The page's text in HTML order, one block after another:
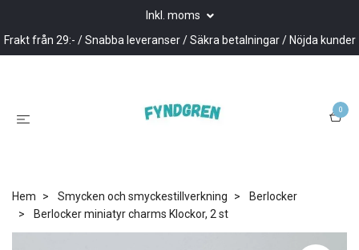
Inkl. moms
Frakt från 29:- / Snabba leveranser / Säkra betalningar / Nöjda kunder
0
Hem Smycken och smyckestillverkning
Berlocker
Berlocker miniatyr charms Klockor, 2 st